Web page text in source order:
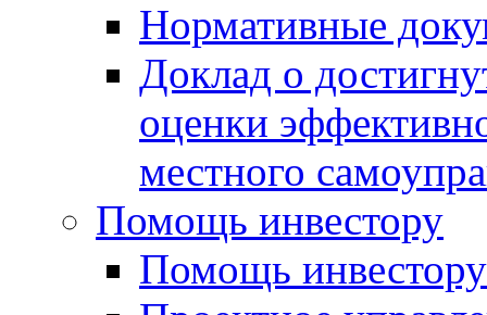
Нормативные
Доклад о
оценки
местного
Помощь инвестору
Помощь инвестору